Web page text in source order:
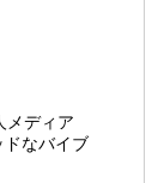
メディア
ドなバイブ